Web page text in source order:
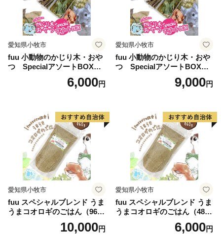
愛知県小牧市
fuu 小動物のかじり木・おや
つ SpecialアソートBOX（1
6,000円
愛知県小牧市
fuu 小動物のかじり木・おや
つ SpecialアソートBOX（2
9,000円
愛知県小牧市
fuu スペシャルブレンド うま
うまコオロギのごはん（960
10,000円
愛知県小牧市
fuu スペシャルブレンド うま
うまコオロギのごはん（480
6,000円